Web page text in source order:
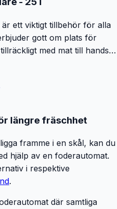
ett viktigt tillbehör för alla
gott om plats för
med mat till hands
och aromatisk. Så kan du
katt alltid får njuta av den
tillverkad av robust plast.
alltid förblir hygienisk
kvalitet. Även om Zolux
mycket, är den fortfarande
passa i ditt kök eller
i överblick: Praktisk
det lufttäta locket med
längre fräschhet
framme i en skål, kan du
hjälp av en foderautomat.
i respektive
.
där samtliga